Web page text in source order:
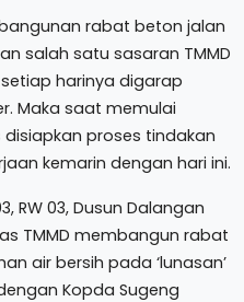
rabat beton jalan
salah satu sasaran TMMD
harinya digarap
Maka saat memulai
proses tindakan
kemarin dengan hari ini.
RW 03, Dusun Dalangan
TMMD membangun rabat
air bersih pada ‘lunasan’
Kopda Sugeng